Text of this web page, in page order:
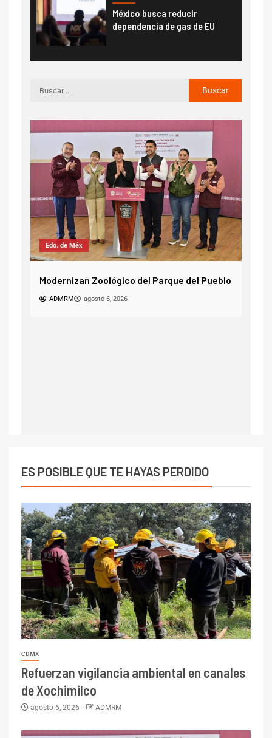
México busca reducir
dependencia de gas de EU
Edo. de Méx
Modernizan Zoológico del Parque del Pueblo
ADMRM agosto 6, 2026
ES POSIBLE QUE TE HAYAS PERDIDO
CDMX
Refuerzan vigilancia ambiental en canales
de Xochimilco
agosto 6, 2026 ADMRM